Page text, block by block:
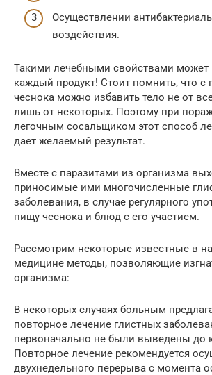
Осуществлении
воздействия.
Такими лечебными свойствами может
каждый продукт! Стоит помнить, что
чеснока можно избавить тело не от
лишь от некоторых. Поэтому при
легочным сосальщиком этот способ
дает желаемый результат.
Вместе с паразитами из организма
приносимые ими многочисленные
заболевания, в случае регулярного
пищу чеснока и блюд с его участием.
Рассмотрим некоторые известные в
медицине методы, позволяющие
организма:
В некоторых случаях больным
повторное лечение глистных
первоначально не были выведены до
Повторное лечение рекомендуется
двухнедельного перерыва с момента